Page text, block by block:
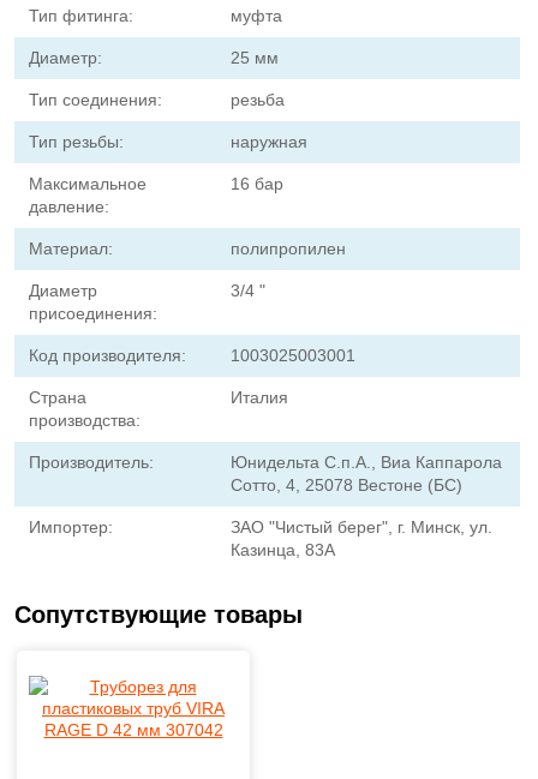
Тип фитинга: муфта
Диаметр: 25 мм
Тип соединения: резьба
Тип резьбы: наружная
Максимальное
давление:
16 бар
Материал: полипропилен
Диаметр
присоединения:
3/4 "
Код производителя: 1003025003001
Страна
производства:
Италия
Производитель:
Юнидельта С.п.А., Виа Каппарола
Сотто, 4, 25078 Вестоне (БС)
Импортер:
ЗАО "Чистый берег", г. Минск, ул.
Казинца, 83A
Сопутствующие товары